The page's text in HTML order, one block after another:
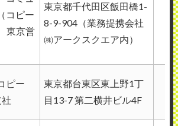
コピー
東京営
東京都千代田区飯田橋1-
8-9-904（業務提携会社
㈱アークスクエア内）
ピー
東京都台東区東上野1丁
目13-7 第二横井ビル4F